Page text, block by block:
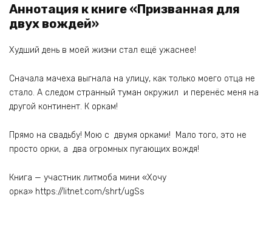
Аннотация к книге «Призванная для
двух вождей»
Худший день в моей жизни стал ещё ужаснее!
Сначала мачеха выгнала на улицу, как только моего отца не
стало. А следом странный туман окружил и перенёс меня на
другой континент. К оркам!
Прямо на свадьбу! Мою с двумя орками! Мало того, это не
просто орки, а два огромных пугающих вождя!
Книга — участник литмоба мини «Хочу
орка» https://litnet.com/shrt/ugSs